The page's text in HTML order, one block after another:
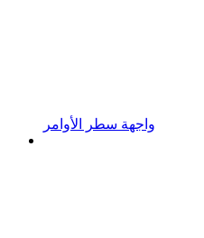
واجهة سطر الأوامر